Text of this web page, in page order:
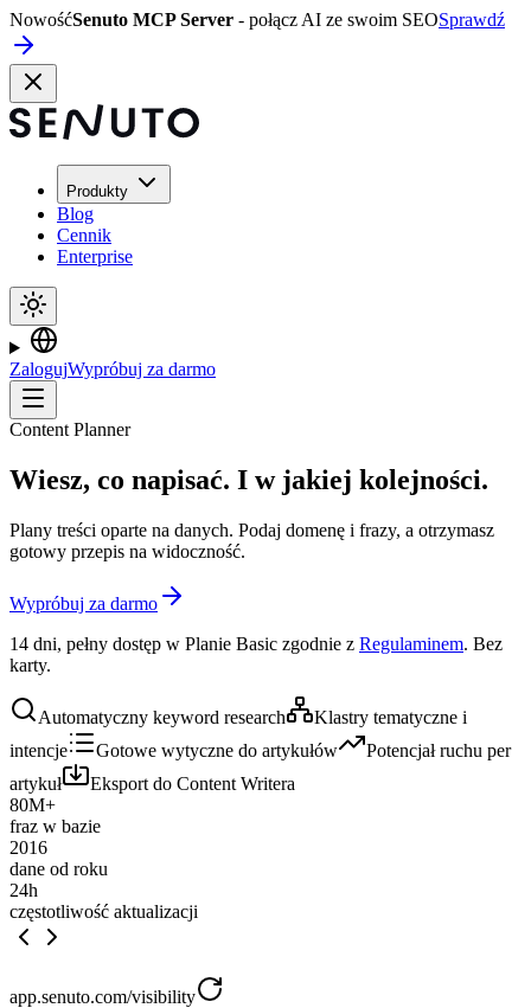
NowośćSenuto MCP Server - połącz AI ze swoim SEOSprawdź
Produkty
Blog
Cennik
Enterprise
ZalogujWypróbuj za darmo
Content Planner
Wiesz, co napisać. I w jakiej kolejności.
Plany treści oparte na danych. Podaj domenę i frazy, a otrzymasz
gotowy przepis na widoczność.
Wypróbuj za darmo
14 dni, pełny dostęp w Planie Basic zgodnie z Regulaminem. Bez
karty.
Automatyczny keyword research
Klastry tematyczne i
intencje
Gotowe wytyczne do artykułów
Potencjał ruchu per
artykuł
Eksport do Content Writera
80M+
fraz w bazie
2016
dane od roku
24h
częstotliwość aktualizacji
app.senuto.com/visibility